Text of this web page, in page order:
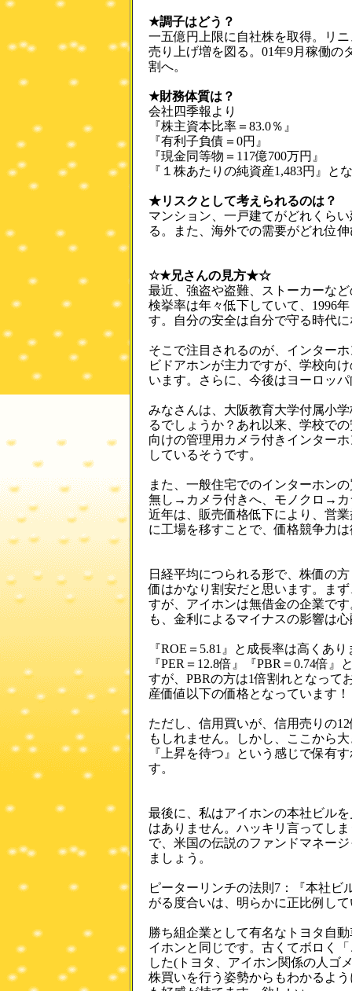
★調子はどう？
一五億円上限に自社株を取得。リ
売り上げ増を図る。01年9月稼働の
割へ。
★財務体質は？
会社四季報より
『株主資本比率＝83.0％』
『有利子負債＝0円』
『現金同等物＝117億700万円』
『１株あたりの純資産1,483円』と
★リスクとして考えられるのは？
マンション、一戸建てがどれくら
る。また、海外での需要がどれ位
☆★兄さんの見方★☆
最近、強盗や盗難、ストーカーな
検挙率は年々低下していて、1996
す。自分の安全は自分で守る時代
そこで注目されるのが、インター
ビドアホンが主力ですが、学校向
います。さらに、今後はヨーロッ
みなさんは、大阪教育大学付属小
るでしょうか？あれ以来、学校で
向けの管理用カメラ付きインター
しているそうです。
また、一般住宅でのインターホン
無し→カメラ付きへ、モノクロ→カ
近年は、販売価格低下により、営
に工場を移すことで、価格競争力
日経平均につられる形で、株価の
価はかなり割安だと思います。ま
すが、アイホンは無借金の企業で
も、金利によるマイナスの影響は
『ROE＝5.81』と成長率は高くあ
『PER＝12.8倍』『PBR＝0.74倍
すが、PBRの方は1倍割れとなって
産価値以下の価格となっています！
ただし、信用買いが、信用売りの
もしれません。しかし、ここから
『上昇を待つ』という感じで保有
す。
最後に、私はアイホンの本社ビル
はありません。ハッキリ言ってし
で、米国の伝説のファンドマネー
ましょう。
ピーターリンチの法則7：『本社ビ
がる度合いは、明らかに正比例し
勝ち組企業として有名なトヨタ自
イホンと同じです。古くてボロく
した(トヨタ、アイホン関係の人ゴ
株買いを行う姿勢からもわかるよ